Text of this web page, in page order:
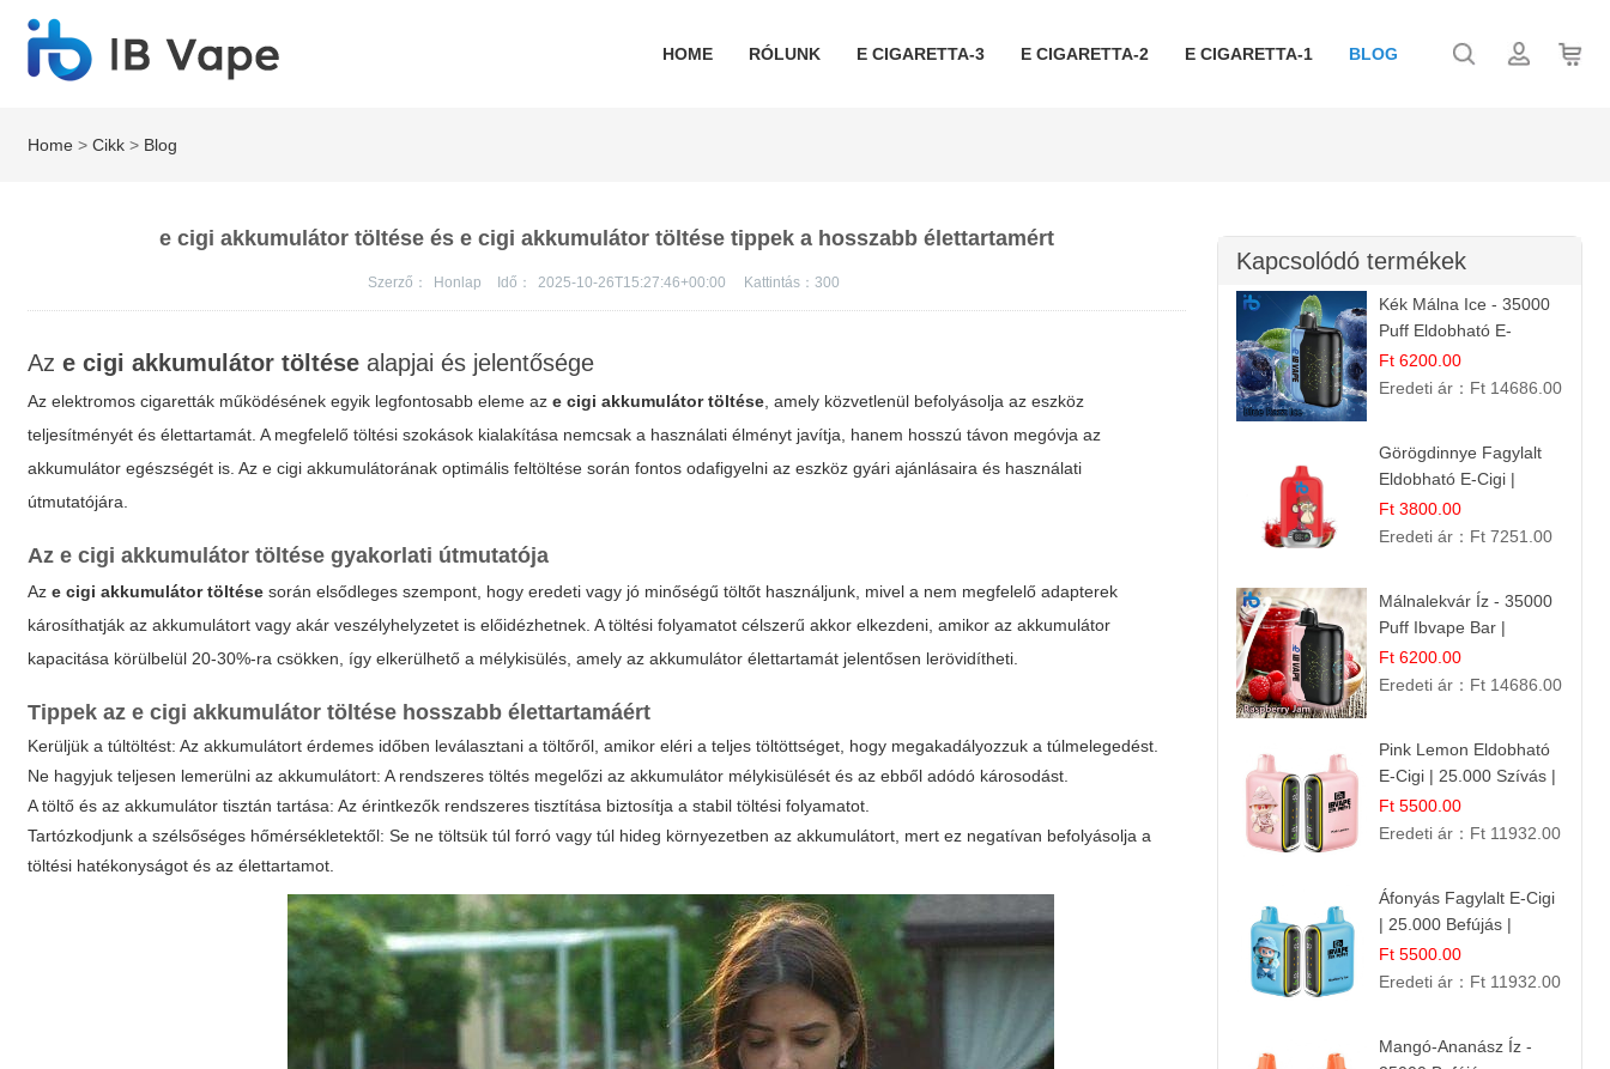
HOME RÓLUNK E CIGARETTA-3 E CIGARETTA-2 E CIGARETTA-1 BLOG
Home >Cikk > Blog
e cigi akkumulátor töltése és e cigi akkumulátor töltése tippek a hosszabb élettartamért
Szerző： Honlap Idő： 2025-10-26T15:27:46+00:00 Kattintás：300
Aze cigi akkumulátor töltése alapjai és jelentősége
Az elektromos cigaretták működésének egyik legfontosabb eleme aze cigi akkumulátor töltése , amely közvetlenül befolyásolja az eszköz
teljesítményét és élettartamát. A megfelelő töltési szokások kialakítása nemcsak a használati élményt javítja, hanem hosszú távon megóvja az
akkumulátor egészségét is. Aze cigi akkumulátorának optimális feltöltése során fontos odafigyelni az eszköz gyári ajánlásaira és használati
útmutatójára.
Aze cigi akkumulátor töltése gyakorlati útmutatója
Aze cigi akkumulátor töltése során elsődleges szempont, hogy eredeti vagy jó minőségű töltőt használjunk, mivel a nem megfelelő adapterek
károsíthatják az akkumulátort vagy akár veszélyhelyzetet is előidézhetnek.A töltési folyamatot célszerű akkor elkezdeni, amikor az akkumulátor
kapacitása körülbelül 20-30%-ra csökken, így elkerülhető a mélykisülés, amely az akkumulátor élettartamát jelentősen lerövidítheti.
Tippek aze cigi akkumulátor töltése hosszabb élettartamáért
Kerüljük a túltöltést: Az akkumulátort érdemes időben leválasztani a töltőről, amikor eléri a teljes töltöttséget, hogy megakadályozzuk a túlmelegedést.
Ne hagyjuk teljesen lemerülni az akkumulátort: A rendszeres töltés megelőzi az akkumulátor mélykisülését és az ebből adódó károsodást.
A töltő és az akkumulátor tisztán tartása: Az érintkezők rendszeres tisztítása biztosítja a stabil töltési folyamatot.
Tartózkodjunk a szélsőséges hőmérsékletektől: Se ne töltsük túl forró vagy túl hideg környezetben az akkumulátort, mert ez negatívan befolyásolja a
töltési hatékonyságot és az élettartamot.
Kapcsolódó termékek
Kék Málna Ice - 35000
Puff Eldobható E-
cigaretta | Élénkítő
Gyümölcsös
Ft 6200.00
Eredeti ár： Ft 14686.00
Görögdinnye Fagylalt
Eldobható E-Cigi |
12.000 Szívás | Édes
Vízidín Íz
Ft 3800.00
Eredeti ár： Ft 7251.00
Málnalekvár Íz - 35000
Puff Ibvape Bar |
Gazdag Gyümölcsös
Ízélmény!
Ft 6200.00
Eredeti ár： Ft 14686.00
Pink Lemon Eldobható
E-Cigi | 25.000 Szívás |
Rózsaszín Citrom Íz
Ft 5500.00
Eredeti ár： Ft 11932.00
Áfonyás Fagylalt E-Cigi
| 25.000 Befújás |
Eldobható E-Cigaretta
Ft 5500.00
Eredeti ár： Ft 11932.00
Mangó-Ananász Íz -